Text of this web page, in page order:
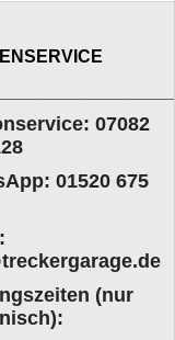
07082
01520 675
(nur